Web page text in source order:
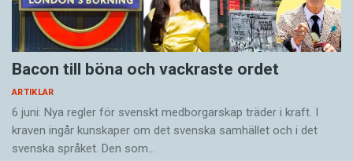
Bacon till böna och vackraste ordet
ARTIKLAR
6 juni: Nya regler för svenskt medborgarskap träder i kraft. I
kraven ingår kunskaper om det svenska samhället och i det
svenska språket. Den som…